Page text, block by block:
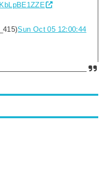
Sun Oct 05 12:00:44